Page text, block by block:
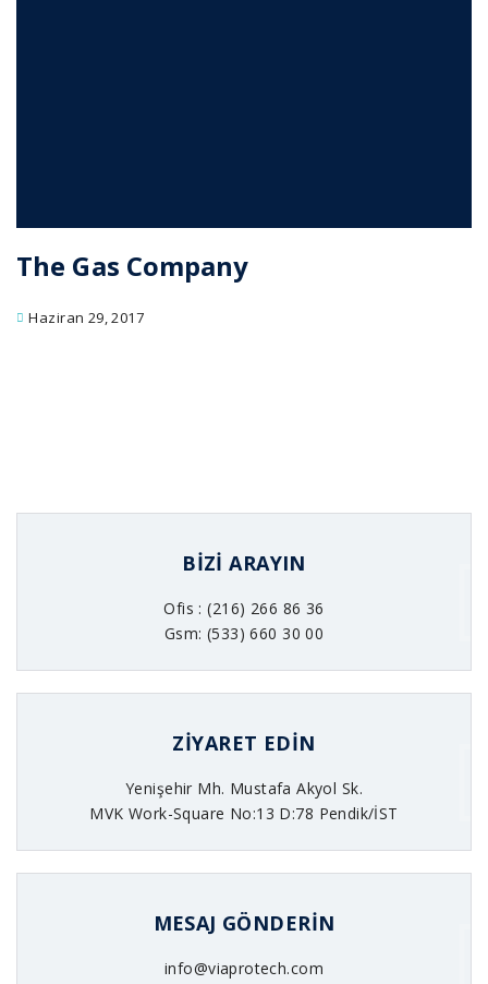
The Gas Company
Haziran 29, 2017
BIZI ARAYIN
Ofis : (216) 266 86 36
Gsm: (533) 660 30 00
ZIYARET EDIN
Yenişehir Mh. Mustafa Akyol Sk.
MVK Work-Square No:13 D:78 Pendik/İST
MESAJ GÖNDERIN
info@viaprotech.com